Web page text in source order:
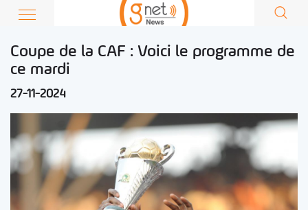
Coupe de la CAF : Voici le programme de
ce mardi
27-11-2024